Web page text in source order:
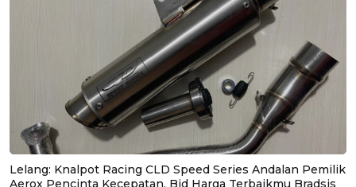
Lelang: Knalpot Racing CLD Speed Series Andalan Pemilik